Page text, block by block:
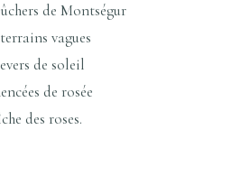
de Montségur
vagues
de soleil
de rosée
des roses.